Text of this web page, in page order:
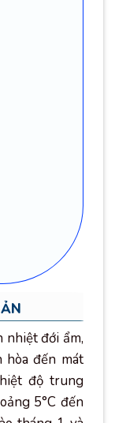
nhiệt đới ẩm,
hòa đến mát
độ trung
5°C đến